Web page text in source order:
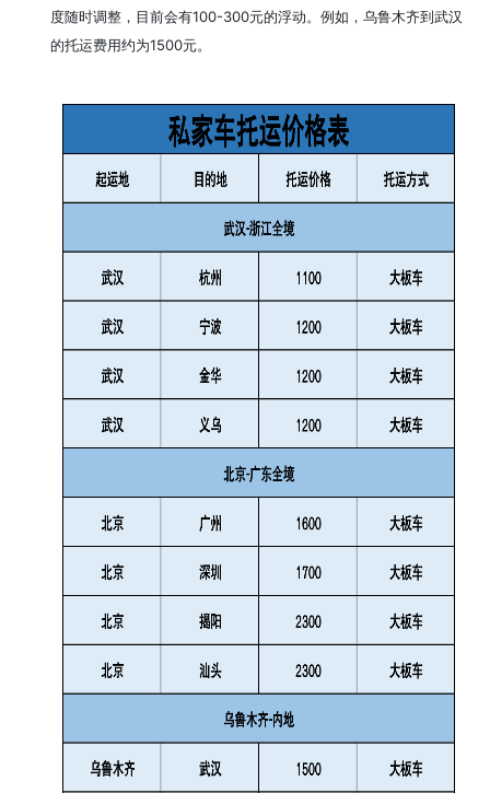
度随时调整，目前会有100-300元的浮动。例如，乌鲁木齐到武汉
的托运费用约为1500元。